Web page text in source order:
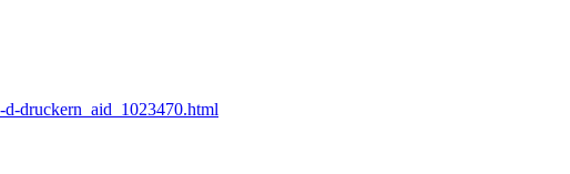
druckern_aid_1023470.html